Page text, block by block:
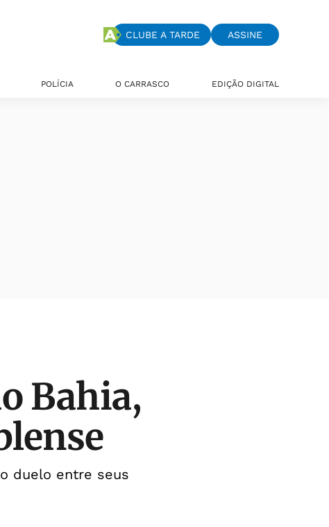
CLUBE A TARDE ASSINE
POLÍCIA O CARRASCO EDIÇÃO DIGITAL
Bahia,
duelo entre seus